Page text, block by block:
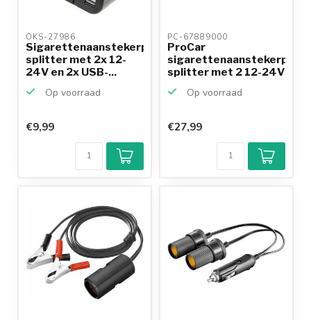
OKS-27986
Sigarettenaanstekerplug
splitter met 2x 12-
24V en 2x USB-...
Op voorraad
€9,99
PC-67889000
ProCar
sigarettenaanstekerplug
splitter met 2 12-24V
Op voorraad
€27,99